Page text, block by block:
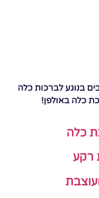
בנוגע לברכות כלה
כלה באולפן!
כלה
רקע